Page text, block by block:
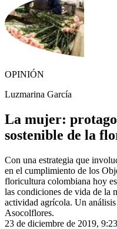
OPINIÓN
Luzmarina García
La mujer:
sostenible de la
Con una estrategia que
en el cumplimiento de los
floricultura colombiana hoy
las condiciones de vida de la
actividad agrícola. Un
Asocolflores.
23 de diciembre de 2019,